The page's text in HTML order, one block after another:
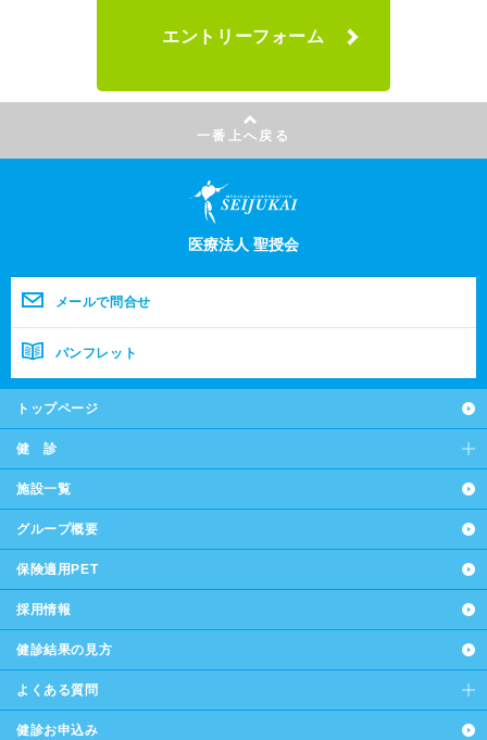
エントリーフォーム
一番上へ戻る
医療法人 聖授会
メールで問合せ
パンフレット
トップページ
健 診
施設一覧
グループ概要
保険適用PET
採用情報
健診結果の見方
よくある質問
健診お申込み